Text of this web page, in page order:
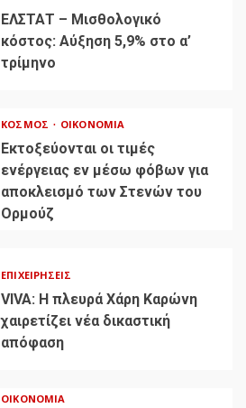
ΕΛΣΤΑΤ – Μισθολογικό
κόστος: Αύξηση 5,9% στο α’
τρίμηνο
ΚΌΣΜΟΣ ΟΙΚΟΝΟΜΊΑ
Εκτοξεύονται οι τιμές
ενέργειας εν μέσω φόβων για
αποκλεισμό των Στενών του
Ορμούζ
ΕΠΙΧΕΙΡΉΣΕΙΣ
VIVA: Η πλευρά Χάρη Καρώνη
χαιρετίζει νέα δικαστική
απόφαση
ΟΙΚΟΝΟΜΊΑ